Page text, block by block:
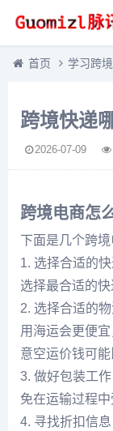
首页 学习跨
跨境快递
2026-07-09
跨境电商怎
下面是几个跨境
1. 选择合适的
选择最合适的快
2. 选择合适的
用海运会更便
意空运价钱可能
3. 做好包装工
免在运输过程中
4. 寻找折扣信